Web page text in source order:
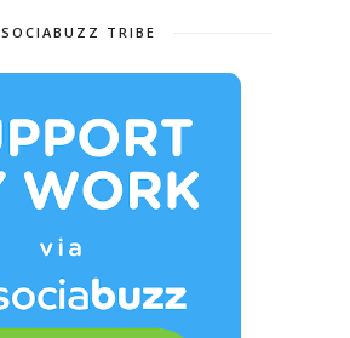
SOCIABUZZ TRIBE